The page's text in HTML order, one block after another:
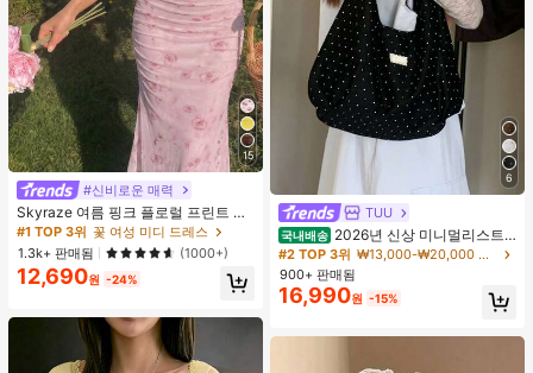
15
#신비로운 매력
Skyraze 여름 핑크 플로럴 프린트 주
름 메쉬 캐미 롱 드레스, 여름 드레스,
봄 옷
#1 TOP 3위 꽃 여성 미디 드레스
1.3k+ 판매됨
(1000+)
12,690원 -24%
6
TUU
국내배송 2026년 신상 미니멀리스트
도트 캔버스 토트백, 대용량 캐주얼 다
용도 통근 숄더 핸드백
#2 TOP 3위
₩13,000-₩20,000 여성 숄더백
900+ 판매됨
16,990원 -15%